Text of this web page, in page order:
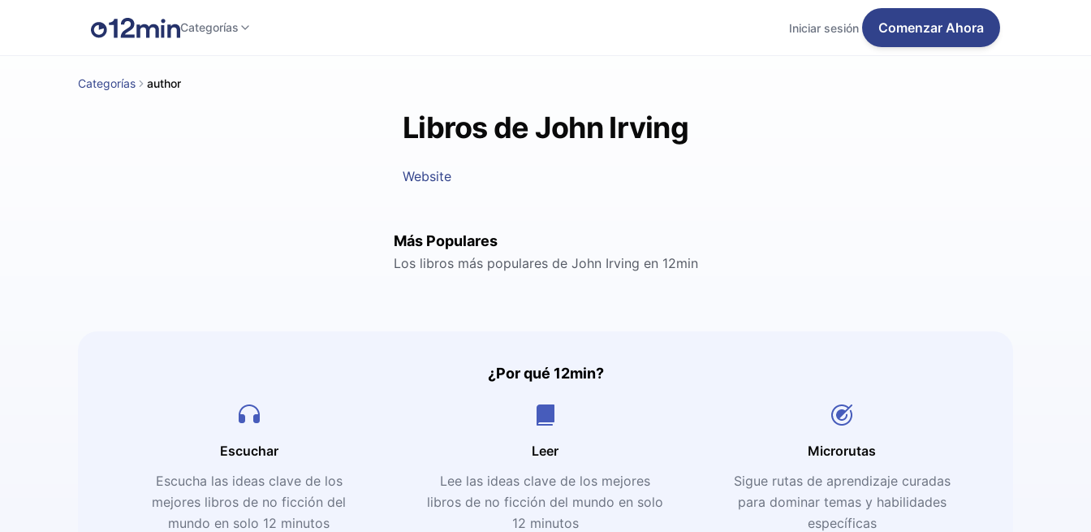
Categorías Iniciar sesión Comenzar Ahora
Categorías author
Libros de John Irving
Website
Más Populares
Los libros más populares de John Irving en 12min
¿Por qué 12min?
Escuchar
Escucha las ideas clave de los
mejores libros de no ficción del
mundo en solo 12 minutos
Leer
Lee las ideas clave de los mejores
libros de no ficción del mundo en solo
12 minutos
Microrutas
Sigue rutas de aprendizaje curadas
para dominar temas y habilidades
específicas